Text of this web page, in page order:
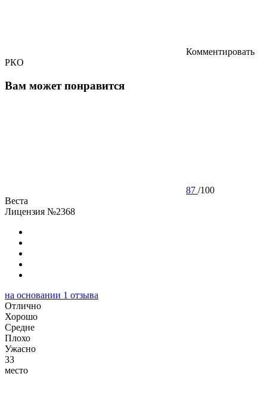
Комментировать
РКО
Вам может понравится
87 /100
Веста
Лицензия №2368
на основании 1 отзыва
Отлично
Хорошо
Cредне
Плохо
Ужасно
33
место